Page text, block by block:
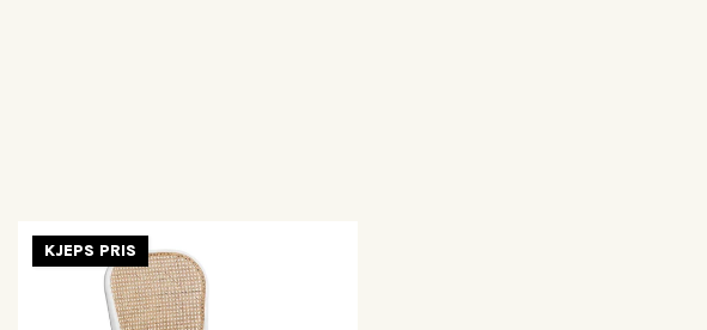
KJEPS PRIS